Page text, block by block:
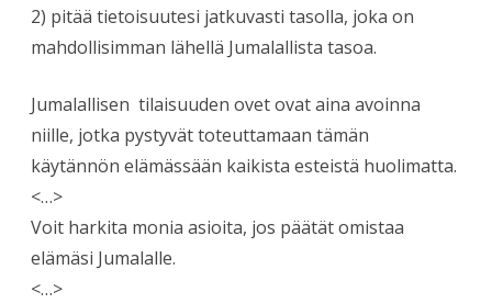
2) pitää tietoisuutesi jatkuvasti tasolla, joka on
mahdollisimman lähellä Jumalallista tasoa.
Jumalallisen tilaisuuden ovet ovat aina avoinna
niille, jotka pystyvät toteuttamaan tämän
käytännön elämässään kaikista esteistä huolimatta.
<…>
Voit harkita monia asioita, jos päätät omistaa
elämäsi Jumalalle.
<…>